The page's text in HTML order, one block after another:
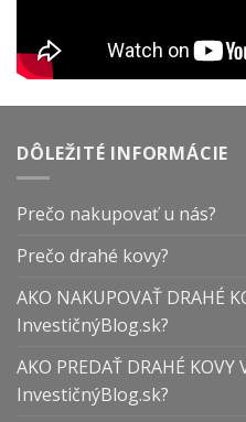
DÔLEŽITÉ INFORMÁCIE
Prečo nakupovať u nás?
Prečo drahé kovy?
AKO NAKUPOVAŤ DRAHÉ
InvestičnýBlog.sk?
AKO PREDAŤ DRAHÉ KOVY
InvestičnýBlog.sk?